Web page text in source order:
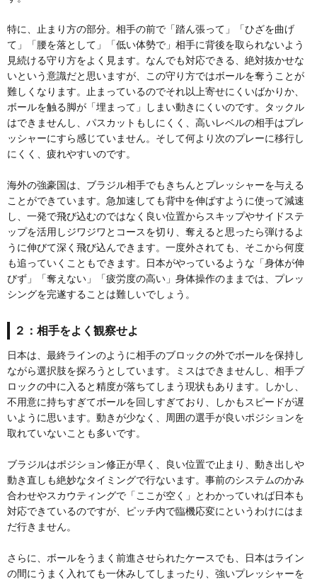
特に、止まり方の部分。相手の前で「踏ん張って」「ひざを曲げ
て」「腰を落として」「低い体勢で」相手に背後を取られないよう
見続ける守り方をよく見ます。なんでも対応できる、絶対抜かせな
いという意識だと思いますが、この守り方ではボールを奪うことが
難しくなります。止まっているのでそれ以上寄せにくいばかりか、
ボールを触る脚が「埋まって」しまい動きにくいのです。タックル
はできませんし、パスカットもしにくく、高いレベルの相手はプレ
ッシャーにすら感じていません。そして何より次のプレーに移行し
にくく、疲れやすいのです。
海外の強豪国は、ブラジル相手でもきちんとプレッシャーを与える
ことができています。急加速しても背中を伸ばすように使って減速
し、一発で飛び込むのではなく良い位置からスキップやサイドステ
ップを活用しジワジワとコースを切り、奪えると思ったら弾けるよ
うに伸びて深く飛び込んできます。一度外されても、そこから何度
も追っていくこともできます。日本がやっているような「身体が伸
びず」「奪えない」「疲労度の高い」身体操作のままでは、プレッ
シングを完遂することは難しいでしょう。
２：相手をよく観察せよ
日本は、最終ラインのように相手のブロックの外でボールを保持し
ながら選択肢を探ろうとしています。ミスはできませんし、相手ブ
ロックの中に入ると精度が落ちてしまう現状もあります。しかし、
不用意に持ちすぎてボールを回しすぎており、しかもスピードが遅
いように思います。動きが少なく、周囲の選手が良いポジションを
取れていないことも多いです。
ブラジルはポジション修正が早く、良い位置で止まり、動き出しや
動き直しも絶妙なタイミングで行ないます。事前のシステムのかみ
合わせやスカウティングで「ここが空く」とわかっていれば日本も
対応できているのですが、ピッチ内で臨機応変にというわけにはま
だ行きません。
さらに、ボールをうまく前進させられたケースでも、日本はライン
の間にうまく入れても一休みしてしまったり、強いプレッシャーを